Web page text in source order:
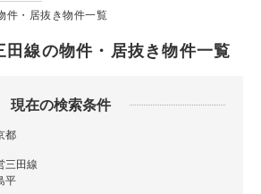
件・居抜き物件一覧
線の物件・居抜き物件一覧
現在の検索条件
都
三田線
平